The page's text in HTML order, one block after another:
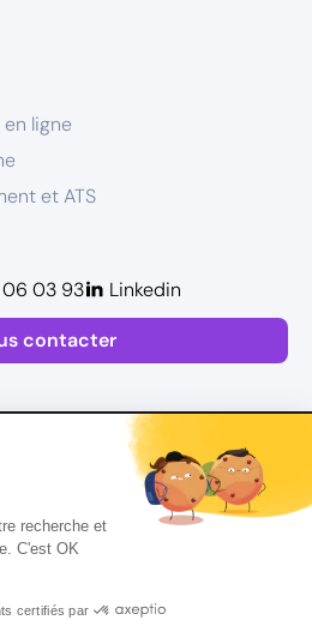
recherche et
C'est OK
certifiés par
ligne
et ATS
contacter
06 03 93 Linkedin
Plan de site
légales
d’Utilisation